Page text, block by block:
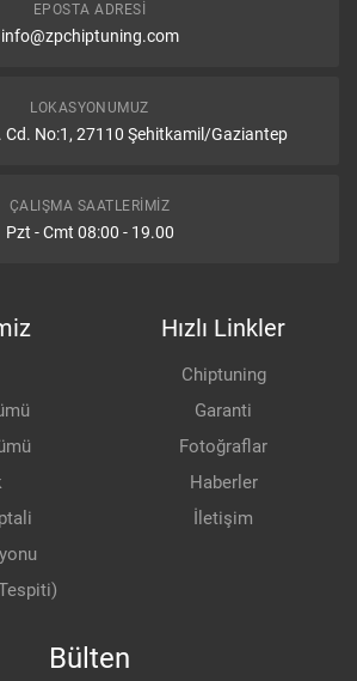
EPOSTA ADRESI
info@zpchiptuning.com
LOKASYONUMUZ
Cd. No:1, 27110 Şehitkamil/Gaziantep
ÇALIŞMA SAATLERIMIZ
Pzt - Cmt 08:00 - 19.00
Hızlı Linkler
Chiptuning
Garanti
Fotoğraflar
Haberler
İletişim
Bülten